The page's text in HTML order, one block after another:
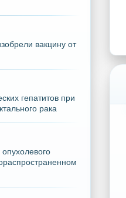
вакцину от
гепатитов при
рака